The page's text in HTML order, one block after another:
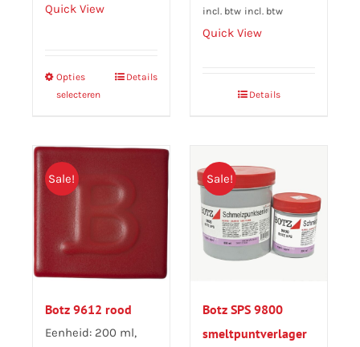
Quick View
Opties
selecteren
Dit
product
meerdere
Deze
worden
op
de
Details
incl. btw incl. btw
Quick View
Details
Sale!
Botz 9612 rood
Eenheid: 200 ml,
Sale!
Botz SPS 9800
smeltpuntverlager